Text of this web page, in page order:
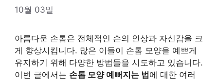
10월 03일
아름다운 손톱은 전체적인 손의 인상과 자신감을 크
게 향상시킵니다. 많은 이들이 손톱 모양을 예쁘게
유지하기 위해 다양한 방법들을 시도하고 있습니다.
이번 글에서는 손톱 모양 예뻐지는 법에 대한 여러